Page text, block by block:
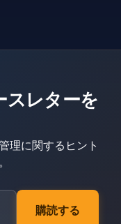
レターを
理に関するヒント
購読する